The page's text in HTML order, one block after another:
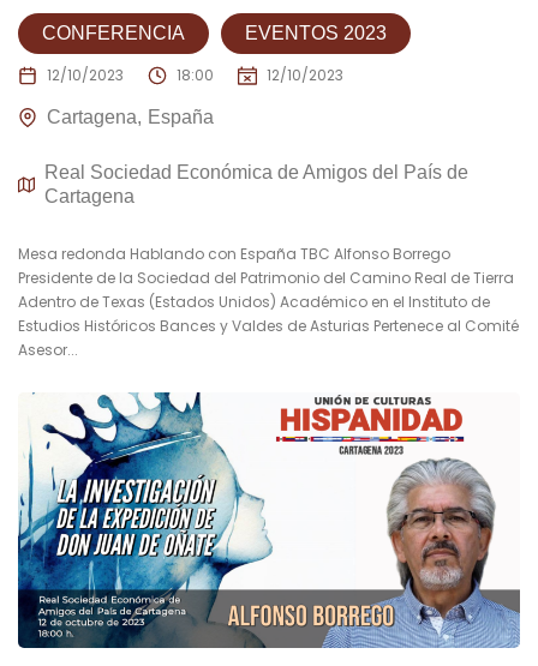
CONFERENCIA EVENTOS 2023
12/10/2023 18:00 12/10/2023
Cartagena España
Real Sociedad Económica de Amigos del País de
Cartagena
Mesa redonda Hablando con España TBC Alfonso Borrego
Presidente de la Sociedad del Patrimonio del Camino Real de Tierra
Adentro de Texas (Estados Unidos) Académico en el Instituto de
Estudios Históricos Bances y Valdes de Asturias Pertenece al Comité
Asesor...